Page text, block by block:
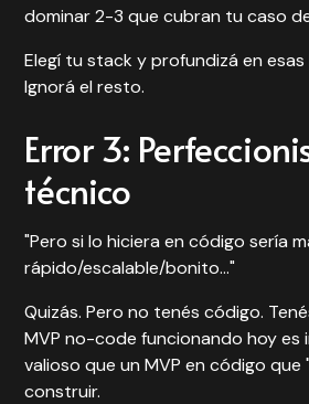
dominar 2-3 que cubran tu caso
Elegí tu stack y profundizá en
Ignorá el resto.
Error 3:
técnico
"Pero si lo hiciera en código sería
rápido/escalable/bonito..."
Quizás. Pero no tenés código.
MVP no-code funcionando hoy es
valioso que un MVP en código que
construir.